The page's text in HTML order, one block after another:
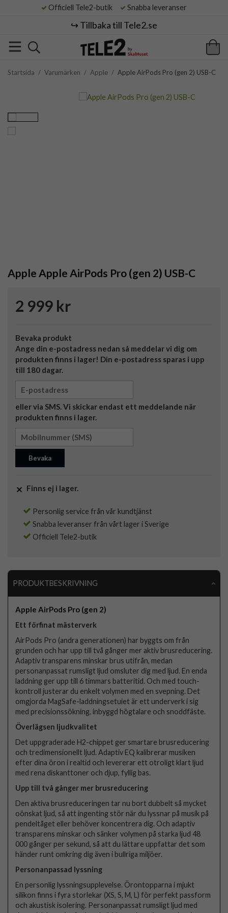
Officiell Tele2-butik Snabba leveranser
↪️ Tillbaka till Tele2.se
Startsida / Varumärken / Apple / Apple AirPods Pro (gen 2) USB-C
Apple Apple AirPods Pro (gen 2) USB-C
2 999 kr
Bevaka produkt
Ange din e-postadress nedan så meddelar vi dig om
produkten finns i lager! Din e-postadress sparas i upp
till 180 dagar.
eller via SMS. Vi skickar endast ett meddelande när
produkten finns i lager.
Bevaka
Finns ej i lager.
Personlig service från vår kundtjänst
Snabba leveranser från vårt lager i Sverige
Officiell Tele2-butik
PRODUKTBESKRIVNING
Apple AirPods Pro (gen 2)
Ett förfinat mästerverk
AirPods Pro (andra generationen) har byggts om från
grunden och har upp till två gånger mer aktiv brusreducering.
Adaptiv transparens minskar brus utifrån, medan
personanpassat rumsligt ljud omsluter dig med ljud. En enda
laddning ger upp till 6 timmars batteritid. Och med touch-
kontroll justerar du enkelt volymen med en svepning. Det
omgjorda MagSafe-laddningsetuiet är ett underverk i sig
med precisionssökning, inbyggd högtalare och snoddfäste.
Överlägsen ljudkvalitet
Det uppgraderade H2-chippet ger smartare brusreducering
och tredimensionellt ljud. Adaptiv EQ kalibrerar musiken
efter dina öron i realtid och levererar ett otroligt klart ljud
med rena diskanttoner och djup, fyllig bas.
Upp till två gånger mer brusreducering
Den aktiva brusreduceringen tar nu bort dubbelt så mycket
oönskat ljud, så att ingenting stör när du lyssnar på musik på
pendeltåget eller behöver koncentrera dig. Och adaptiv
transparens minskar och sänker volymen på starka ljud 48
000 gånger per sekund, så att du lättare uppfattar det som
händer runt omkring dig även i bullriga miljöer.
Personanpassad lyssning
En personlig lyssningsupplevelse. Örontopparna i mjukt
silikon finns i fyra storlekar (XS, S, M, L) för perfekt passform
och akustisk isolering. Personanpassat rumsligt ljud med